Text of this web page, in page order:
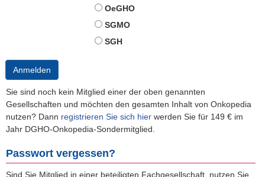
OeGHO
SGMO
SGH
Anmelden
Sie sind noch kein Mitglied einer der oben genannten
Gesellschaften und möchten den gesamten Inhalt von Onkopedia
nutzen? Dann registrieren Sie sich hier werden Sie für 149 € im
Jahr DGHO-Onkopedia-Sondermitglied.
Passwort vergessen?
Sind Sie Mitglied in einer beteiligten Fachgesellschaft, nutzen Sie